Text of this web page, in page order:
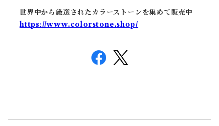
世界中から厳選されたカラーストーンを集めて販売中
https://www.colorstone.shop/